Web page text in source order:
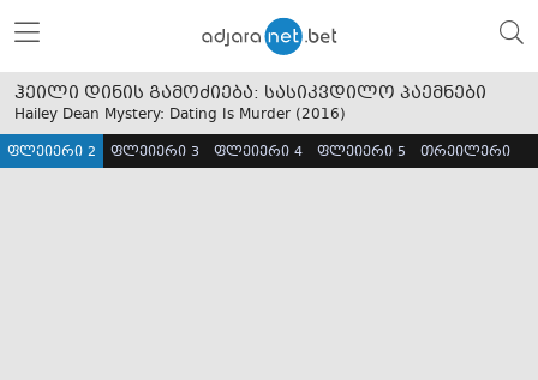
ჰეილი დინის გამოძიება: სასიკვდილო პაემნები
Hailey Dean Mystery: Dating Is Murder (2016)
ფლეიერი 2 ფლეიერი 3 ფლეიერი 4 ფლეიერი 5 თრეილერი